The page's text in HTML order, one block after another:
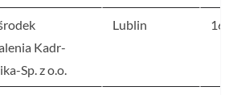
Kadr-
Sp. z o.o.
Lublin 161